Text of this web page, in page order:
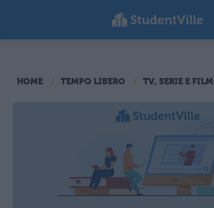
HOME TEMPO LIBERO TV, SERIE E FILM